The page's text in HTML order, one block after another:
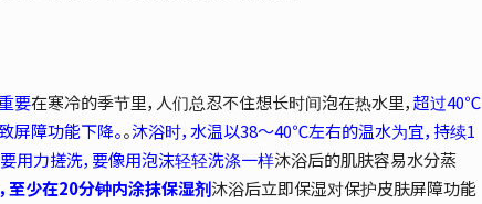
要在寒冷的季节里，人们总忍不住想长时间泡在热水里，超过40℃
屏障功能下降。。沐浴时，水温以38～40℃左右的温水为宜，持续1
用力搓洗，要像用泡沫轻轻洗涤一样沐浴后的肌肤容易水分蒸
至少在20分钟内涂抹保湿剂沐浴后立即保湿对保护皮肤屏障功能